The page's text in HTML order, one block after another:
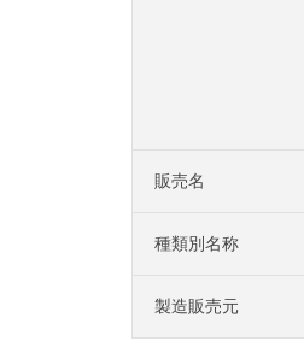
販売名
種類別名称
製造販売元